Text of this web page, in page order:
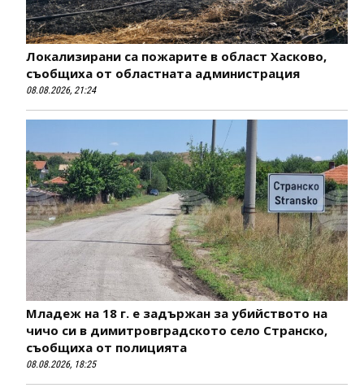
Локализирани са пожарите в област Хасково,
съобщиха от областната администрация
08.08.2026, 21:24
Младеж на 18 г. е задържан за убийството на
чичо си в димитровградското село Странско,
съобщиха от полицията
08.08.2026, 18:25